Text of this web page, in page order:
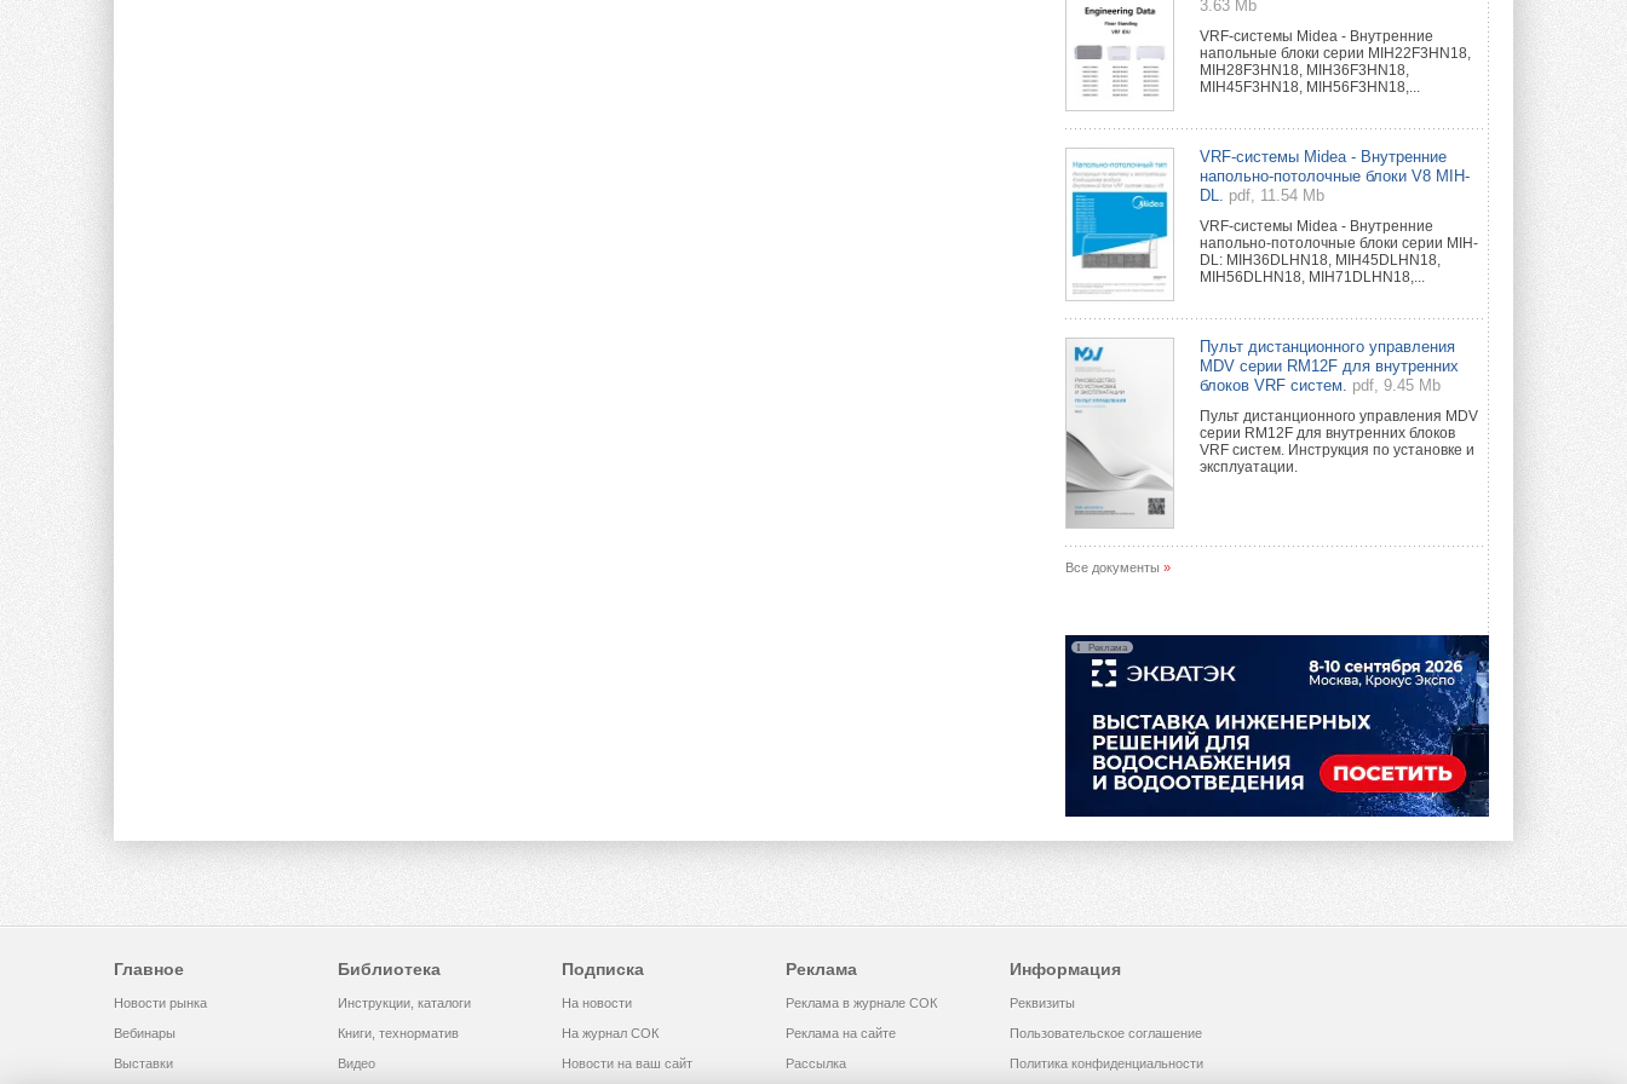
3.63 Mb
VRF-системы Midea - Внутренние
напольные блоки серии MIH22F3HN18,
MIH28F3HN18, MIH36F3HN18,
MIH45F3HN18, MIH56F3HN18,...
VRF-системы Midea - Внутренние
напольно-потолочные блоки V8 MIH-
DL.
pdf, 11.54 Mb
VRF-системы Midea - Внутренние
напольно-потолочные блоки серии MIH-
DL: MIH36DLHN18, MIH45DLHN18,
MIH56DLHN18, MIH71DLHN18,...
Пульт дистанционного управления
MDV серии RM12F для внутренних
блоков VRF систем.
pdf, 9.45 Mb
Пульт дистанционного управления MDV
серии RM12F для внутренних блоков
VRF систем. Инструкция по установке и
эксплуатации.
Все документы »
Реклама
Главное
Новости рынка
Вебинары
Выставки
Библиотека
Инструкции, каталоги
Книги, технорматив
Видео
Подписка
На новости
На журнал СОК
Новости на ваш сайт
Реклама
Реклама в журнале СОК
Реклама на сайте
Рассылка
Информация
Реквизиты
Пользовательское соглашение
Политика конфиденциальности